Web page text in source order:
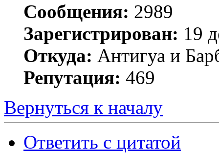
Сообщения: 2989
Зарегистрирован: 19
Откуда: Антигуа и
Репутация: 469
Вернуться к началу
Ответить с цитатой